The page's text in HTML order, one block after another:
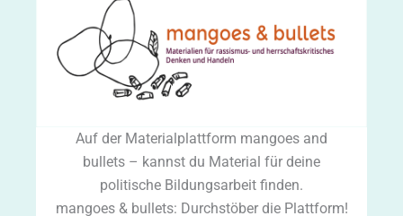
Auf der Materialplattform mangoes and
bullets – kannst du Material für deine
politische Bildungsarbeit finden.
mangoes & bullets: Durchstöber die Plattform!